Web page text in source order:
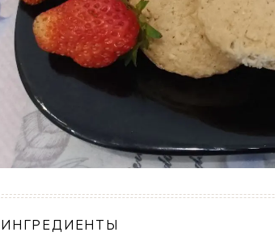
ИНГРЕДИЕНТЫ